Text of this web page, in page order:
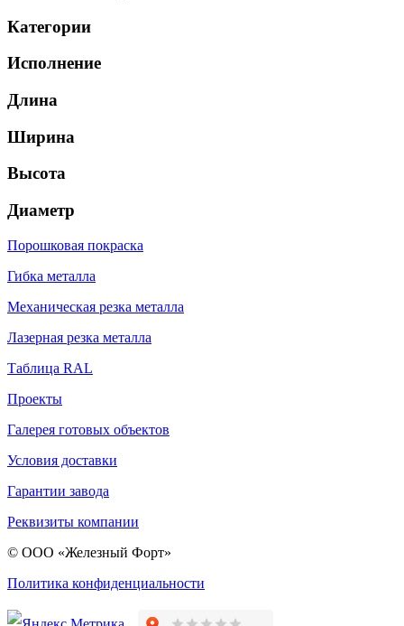
Категории
Исполнение
Длина
Ширина
Высота
Диаметр
Порошковая покраска
Гибка металла
Механическая резка металла
Лазерная резка металла
Таблица RAL
Проекты
Галерея готовых объектов
Условия доставки
Гарантии завода
Реквизиты компании
© ООО «Железный Форт»
Политика конфиденциальности